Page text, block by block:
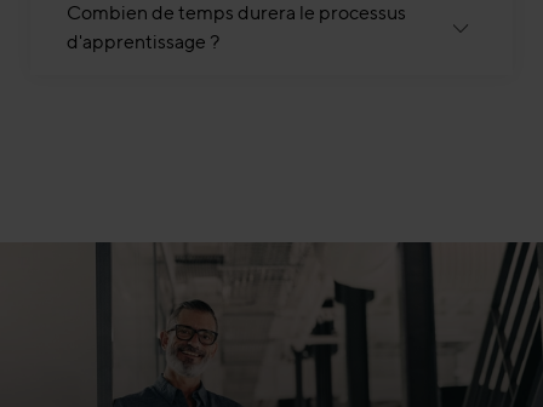
Combien de temps durera le processus
d'apprentissage ?